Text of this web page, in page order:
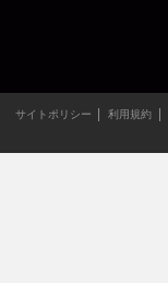
サイトポリシー 利用規約